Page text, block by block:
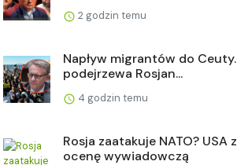
2 godzin temu
Napływ migrantów do
podejrzewa Rosjan...
4 godzin temu
Rosja zaatakuje NATO? USA
ocenę wywiadowczą